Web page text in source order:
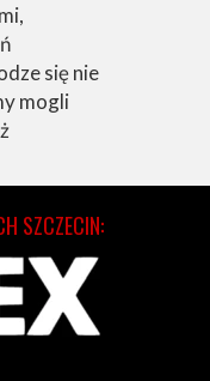
się nie
mogli
SZCZECIN: